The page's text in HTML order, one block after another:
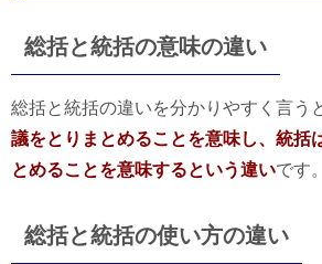
総括と統括の意味の違い
総括と統括の違いを分かりやすく言う
議をとりまとめることを意味し、統括
とめることを意味するという違いです。
総括と統括の使い方の違い